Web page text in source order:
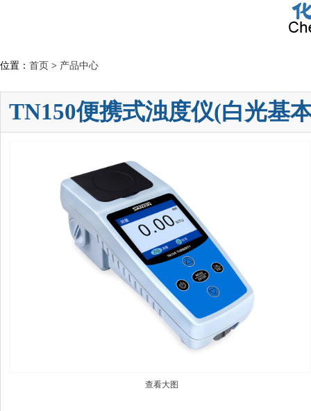
位置： 首页 > 产品中心
TN150便携式浊度仪(白光基
查看大图